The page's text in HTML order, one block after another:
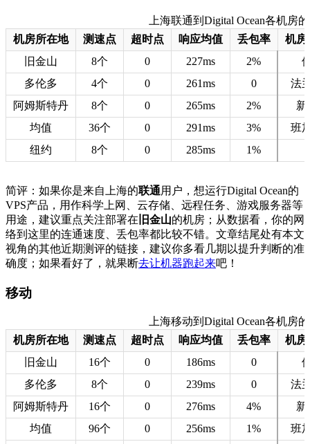
上海联通到Digital Ocean各机房
机房所在地
测速点 超时点 响应均值 丢包率
机房
旧金山
8个 0 227ms 2%
多伦多
4个 0 261ms 0
法
阿姆斯特丹
8个 0 265ms 2%
新
均值
36个 0 291ms 3%
班
纽约
8个 0 285ms 1%
简评：如果你是来自上海的联通用户，想运行Digital Ocean的
VPS产品，用作科学上网、云存储、远程任务、游戏服务器等
用途，建议重点关注部署在 旧金山的机房；从数据看，你的网
络到这里的连通速度、丢包率都比较不错。文章结尾处有本文
视角的其他近期测评的链接，建议你多看几期以提升判断的准
确度；如果看好了，就果断去让机器跑起来吧！
移动
上海移动到Digital Ocean各机房
机房所在地
测速点 超时点 响应均值 丢包率
机房
旧金山
16个 0 186ms 0
多伦多
8个 0 239ms 0
法
阿姆斯特丹
16个 0 276ms 4%
新
均值
96个 0 256ms 1% 班